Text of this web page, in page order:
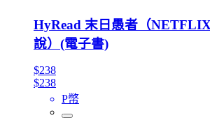
HyRead 末日愚者（
說）(電子書)
$238
$238
P幣